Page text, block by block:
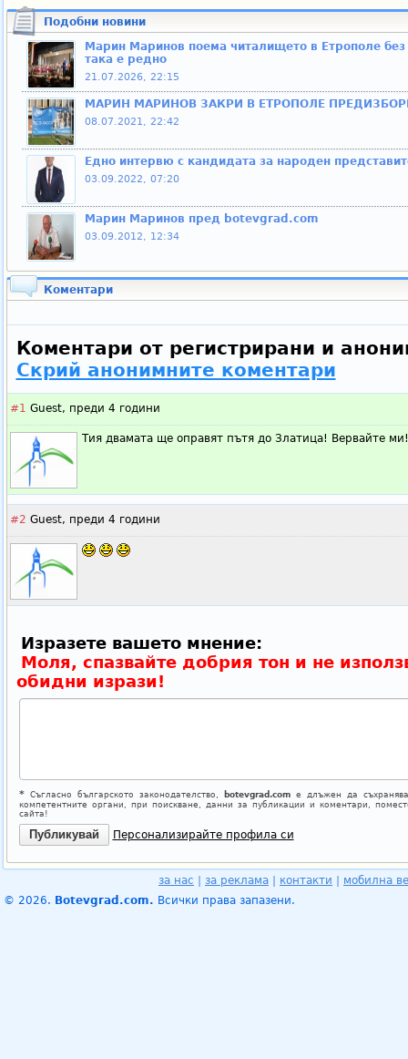
Подобни новини
Марин Маринов поема читалището в Етрополе
така е редно
21.07.2026, 22:15
МАРИН МАРИНОВ ЗАКРИ В ЕТРОПОЛЕ
08.07.2021, 22:42
Едно интервю с кандидата за народен
03.09.2022, 07:20
Марин Маринов пред botevgrad.com
03.09.2012, 12:34
Коментари
Коментари от регистрирани и
Скрий анонимните коментари
#1 Guest, преди 4 години
Тия двамата ще оправят пътя до Златица! Вервайте
#2 Guest, преди 4 години
Изразете вашето мнение:
Моля, спазвайте добрия тон и не
обидни изрази!
*Съгласно българското законодателство, botevgrad.comе длъжен да
компетентните органи, при поискване, данни за публикации и коментари,
сайта!
Персонализирайте профила си
за нас за реклама контакти
мобилна
© 2026. Botevgrad.com. Всички права запазени.